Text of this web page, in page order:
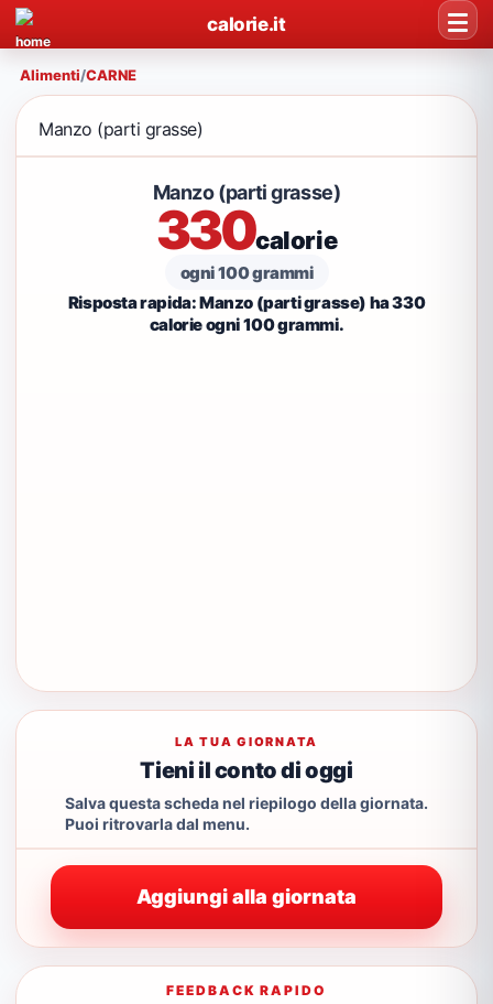
calorie.it
Alimenti/CARNE
Manzo (parti grasse)
Manzo (parti grasse)
330calorie
ogni 100 grammi
Risposta rapida: Manzo (parti grasse) ha 330
calorie ogni 100 grammi.
LA TUA GIORNATA
Tieni il conto di oggi
Salva questa scheda nel riepilogo della giornata.
Puoi ritrovarla dal menu.
Aggiungi alla giornata
FEEDBACK RAPIDO